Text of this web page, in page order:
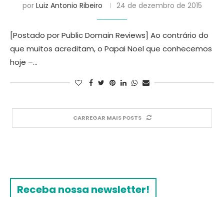
por Luiz Antonio Ribeiro 24 de dezembro de 2015
[Postado por Public Domain Reviews] Ao contrário do
que muitos acreditam, o Papai Noel que conhecemos
hoje –…
CARREGAR MAIS POSTS
Receba nossa newsletter!